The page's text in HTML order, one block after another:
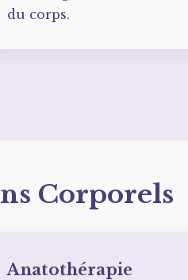
du corps.
Corporels
Anatothérapie